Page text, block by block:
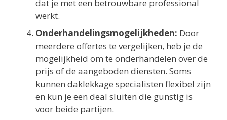
dat je met een betrouwbare professional
werkt.
Onderhandelingsmogelijkheden: Door
meerdere offertes te vergelijken, heb je de
mogelijkheid om te onderhandelen over de
prijs of de aangeboden diensten. Soms
kunnen daklekkage specialisten flexibel zijn
en kun je een deal sluiten die gunstig is
voor beide partijen.